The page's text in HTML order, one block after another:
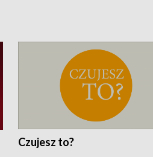
Czujesz to?